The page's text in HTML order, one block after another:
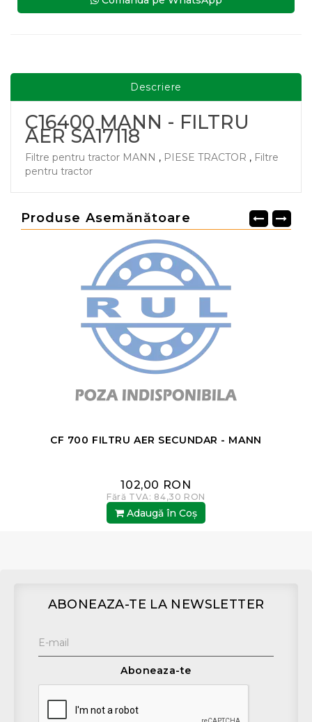
Descriere
C16400 MANN - FILTRU
AER SA17118
Filtre pentru tractor MANN , PIESE TRACTOR , Filtre
pentru tractor
Produse Asemănătoare
CF 700 FILTRU AER SECUNDAR - MANN
102,00 RON
Fără TVA: 84,30 RON
Adaugă în Coş
ABONEAZA-TE LA NEWSLETTER
Aboneaza-te